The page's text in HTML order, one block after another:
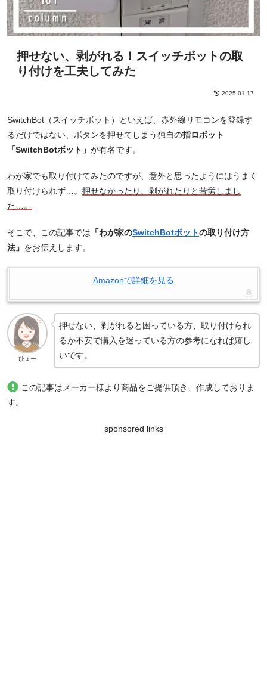
押せない、剥がれる！スイッチボットの取
り付けを工夫してみた
2025.01.17
SwitchBot（スイッチボット）といえば、赤外線リモコンを登録す
るだけではない、ボタンを押せてしまう独自の指ロボット
「SwitchBotボット」 が有名です。
わが家でも取り付けてみたのですが、意外と思ったようにはうまく
取り付けられず…。 押せなかったり、剥がれたりと苦労しまし
た…。
そこで、この記事では 「わが家のSwitchBotボットの取り付け方
法」 をお伝えします。
Amazonで詳細を見る
ひょー
押せない、剥がれると困っている方、取り付けられ
るか不安で購入を迷っている方の参考になれば嬉し
いです。
この記事はメーカー様より商品をご提供頂き、作成しておりま
す。
sponsored links